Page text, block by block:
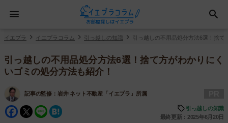
イエプラ イエプラコラム 引っ越しの知識 引っ越しの不用品処分方法6選！捨
引っ越しの不用品処分方法6選！捨て方がわかりにく
いゴミの処分方法も紹介！
記事の監修： 岩井 ネット不動産「イエプラ」所属
Facebook
Twitter
Line
引っ越しの知識
最終更新：2025年6月20日